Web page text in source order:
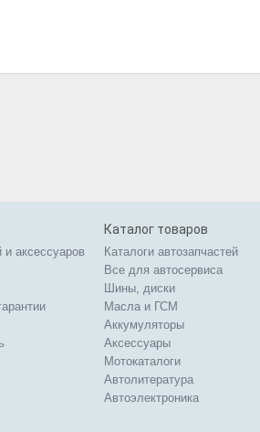
и аксессуаров
Каталог товаров
Каталоги автозапчастей
Все для автосервиса
Шины, диски
Масла и ГСМ
Аккумуляторы
Аксессуары
Мотокаталоги
Автолитература
Автоэлектроника